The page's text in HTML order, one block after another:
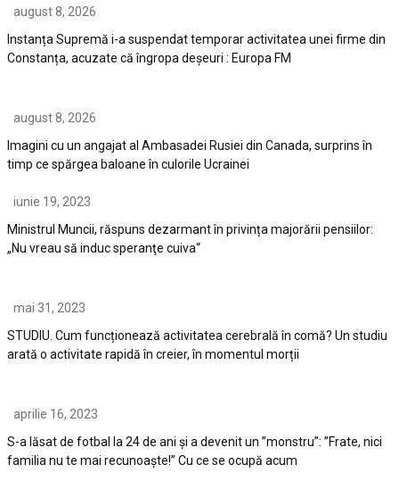
august 8, 2026
Instanța Supremă i-a suspendat temporar activitatea unei firme din
Constanța, acuzate că îngropa deșeuri : Europa FM
august 8, 2026
Imagini cu un angajat al Ambasadei Rusiei din Canada, surprins în
timp ce spărgea baloane în culorile Ucrainei
iunie 19, 2023
Ministrul Muncii, răspuns dezarmant în privința majorării pensiilor:
„Nu vreau să induc speranţe cuiva“
mai 31, 2023
STUDIU. Cum funcționează activitatea cerebrală în comă? Un studiu
arată o activitate rapidă în creier, în momentul morții
aprilie 16, 2023
S-a lăsat de fotbal la 24 de ani și a devenit un ”monstru”: ”Frate, nici
familia nu te mai recunoaște!” Cu ce se ocupă acum